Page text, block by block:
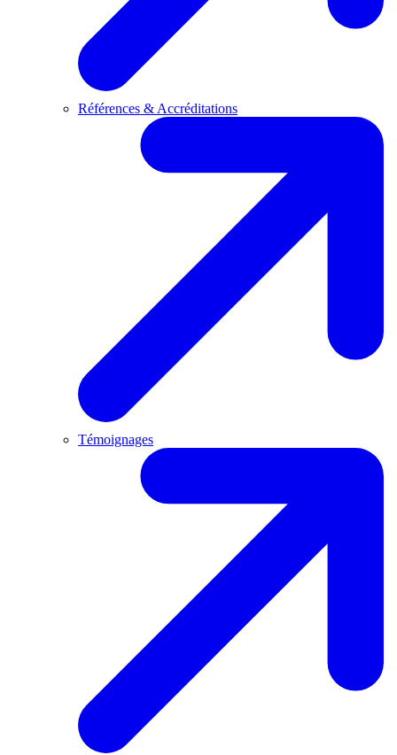
Références & Accréditations
Témoignages